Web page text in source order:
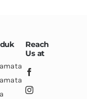
Reach
Us at